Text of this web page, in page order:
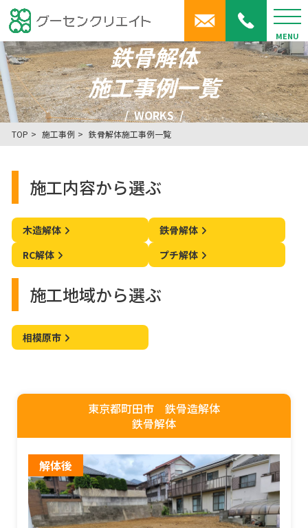
MENU
鉄骨解体
施工事例一覧
WORKS
TOP 施工事例 鉄骨解体施工事例一覧
施工内容から選ぶ
木造解体
鉄骨解体
RC解体
プチ解体
施工地域から選ぶ
相模原市
東京都町田市 鉄骨造解体
鉄骨解体